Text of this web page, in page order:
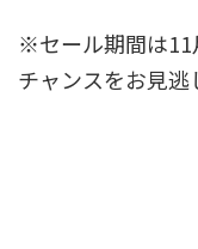
※セール期間は11
チャンスをお見逃